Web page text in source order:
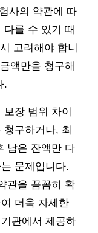
사의 약관에 따
를 수 있기 때
고려해야 합니
액만을 청구해
.
장 범위 차이
구하거나, 최
남은 잔액만 다
문제입니다.
관을 꼼꼼히 확
더욱 자세한
관에서 제공하